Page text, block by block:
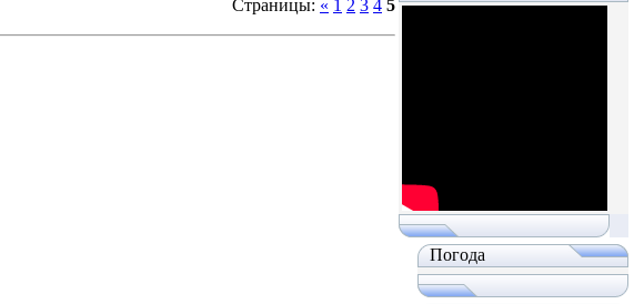
Страницы: « 1 2 3 4 5
Погода